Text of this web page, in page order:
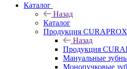
Каталог
Назад
Каталог
Продукция CURAPROX
Назад
Продукция
Мануальные
Монопучковые